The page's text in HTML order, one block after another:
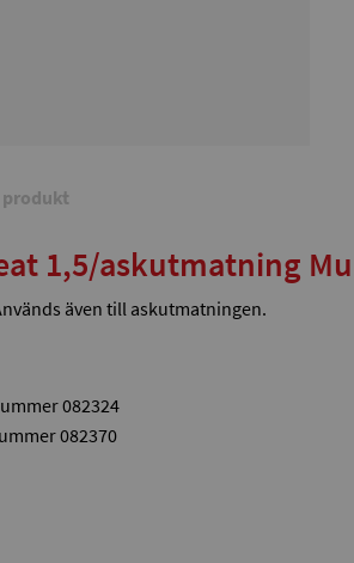
produkt
1,5/askutmatning
även till askutmatningen.
082324
082370